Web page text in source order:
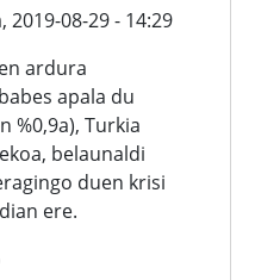
2019-08-29 - 14:29
ardura
apala du
%0,9a), Turkia
belaunaldi
duen krisi
ere.